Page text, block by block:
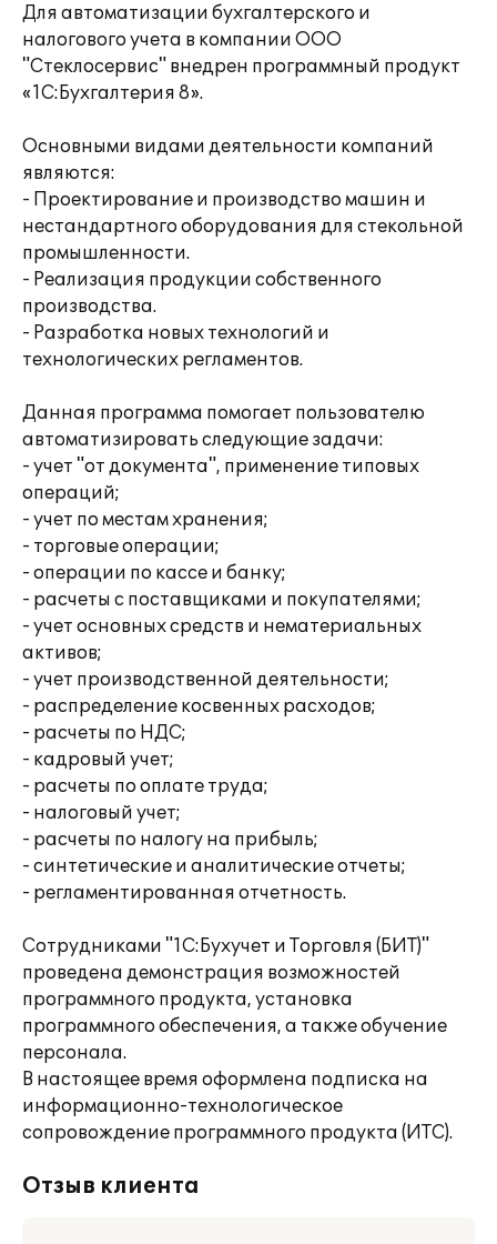
Для автоматизации бухгалтерского и
налогового учета в компании ООО
"Стеклосервис" внедрен программный продукт
«1C:Бухгалтерия 8».
Основными видами деятельности компаний
являются:
- Проектирование и производство машин и
нестандартного оборудования для стекольной
промышленности.
- Реализация продукции собственного
производства.
- Разработка новых технологий и
технологических регламентов.
Данная программа помогает пользователю
автоматизировать следующие задачи:
- учет "от документа", применение типовых
операций;
- учет по местам хранения;
- торговые операции;
- операции по кассе и банку;
- расчеты с поставщиками и покупателями;
- учет основных средств и нематериальных
активов;
- учет производственной деятельности;
- распределение косвенных расходов;
- расчеты по НДС;
- кадровый учет;
- расчеты по оплате труда;
- налоговый учет;
- расчеты по налогу на прибыль;
- синтетические и аналитические отчеты;
- регламентированная отчетность.
Сотрудниками "1С:Бухучет и Торговля (БИТ)"
проведена демонстрация возможностей
программного продукта, установка
программного обеспечения, а также обучение
персонала.
В настоящее время оформлена подписка на
информационно-технологическое
сопровождение программного продукта (ИТС).
Отзыв клиента